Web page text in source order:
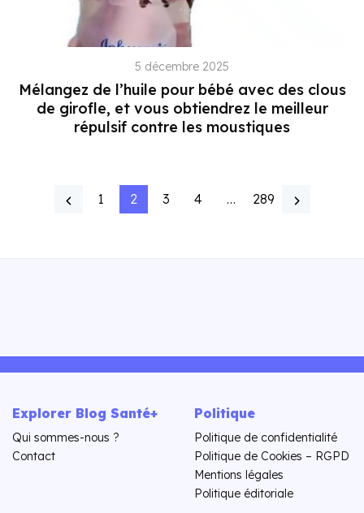
5 décembre 2025
Mélangez de l’huile pour bébé avec des clous
de girofle, et vous obtiendrez le meilleur
répulsif contre les moustiques
1 2 3 4 … 289
Explorer Blog Santé+
Qui sommes-nous ?
Contact
Politique
Politique de confidentialité
Politique de Cookies – RGPD
Mentions légales
Politique éditoriale